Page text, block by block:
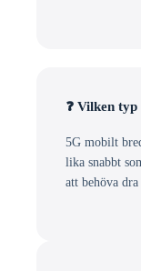
❓ Vilken
5G mobilt
lika snabbt
att behöva